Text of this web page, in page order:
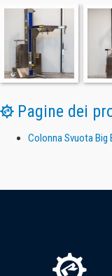
Pagine dei
Colonna Svuota Big